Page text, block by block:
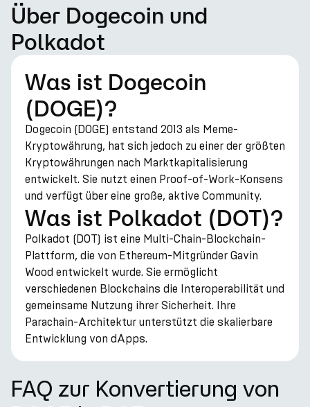
Über Dogecoin und
Polkadot
Was ist Dogecoin
(DOGE)?
Dogecoin (DOGE) entstand 2013 als Meme-
Kryptowährung, hat sich jedoch zu einer der größten
Kryptowährungen nach Marktkapitalisierung
entwickelt. Sie nutzt einen Proof-of-Work-Konsens
und verfügt über eine große, aktive Community.
Was ist Polkadot (DOT)?
Polkadot (DOT) ist eine Multi-Chain-Blockchain-
Plattform, die von Ethereum-Mitgründer Gavin
Wood entwickelt wurde. Sie ermöglicht
verschiedenen Blockchains die Interoperabilität und
gemeinsame Nutzung ihrer Sicherheit. Ihre
Parachain-Architektur unterstützt die skalierbare
Entwicklung von dApps.
FAQ zur Konvertierung von